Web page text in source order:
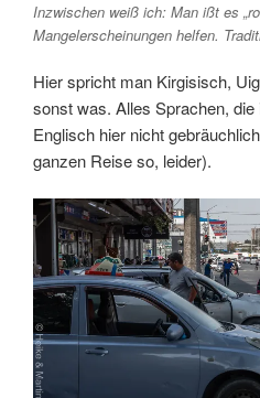
Inzwischen weiß ich: Man ißt es
Mangelerscheinungen helfen.
Hier spricht man Kirgisisch,
sonst was. Alles Sprachen,
Englisch hier nicht
ganzen Reise so, leider).